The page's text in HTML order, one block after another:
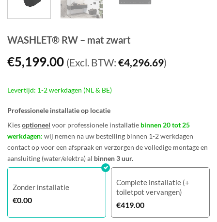
WASHLET® RW – mat zwart
€5,199.00 (Excl. BTW: €4,296.69)
Levertijd: 1-2 werkdagen (NL & BE)
Professionele installatie op locatie
Kiesoptioneel voor professionele installatie binnen 20 tot 25
werkdagen: wij nemen na uw bestelling binnen 1-2 werkdagen
contact op voor een afspraak en verzorgen de volledige montage en
aansluiting (water/elektra) al binnen 3 uur.
Zonder installatie
€0.00
Complete installatie (+
toiletpot vervangen)
€419.00